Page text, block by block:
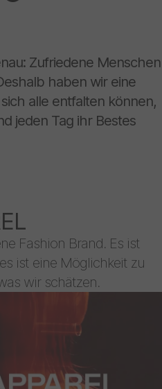
Zufriedene Menschen
haben wir eine
alle entfalten können,
jeden Tag ihr Bestes
Fashion Brand. Es ist
ist eine Möglichkeit zu
wir schätzen.